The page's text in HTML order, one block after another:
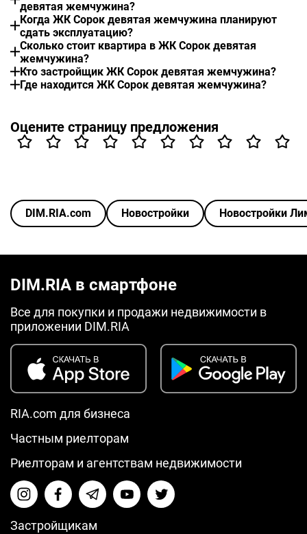
девятая жемчужина?
Когда ЖК Сорок девятая жемчужина планируют
сдать эксплуатацию?
Сколько стоит квартира в ЖК Сорок девятая
жемчужина?
Кто застройщик ЖК Сорок девятая жемчужина?
Где находится ЖК Сорок девятая жемчужина?
Оцените страницу предложения
DIM.RIA.com Новостройки Новостройки
DIM.RIA в смартфоне
Все для покупки и продажи недвижимости в
приложении DIM.RIA
RIA.com для бизнеса
Частным риелторам
Риелторам и агентствам недвижимости
Застройщикам